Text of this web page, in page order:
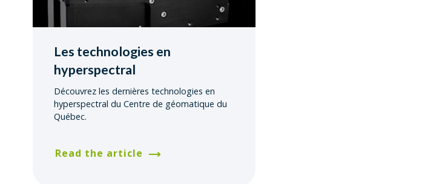
Les technologies en
hyperspectral
Découvrez les dernières technologies en
hyperspectral du Centre de géomatique du
Québec.
Read the article